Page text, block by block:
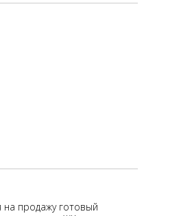
на продажу готовый